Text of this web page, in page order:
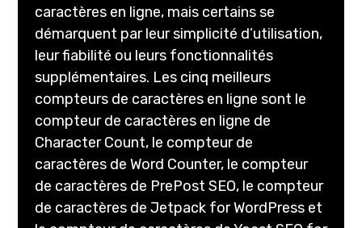
caractères en ligne, mais certains se
démarquent par leur simplicité d’utilisation,
leur fiabilité ou leurs fonctionnalités
supplémentaires. Les cinq meilleurs
compteurs de caractères en ligne sont le
compteur de caractères en ligne de
Character Count, le compteur de
caractères de Word Counter, le compteur
de caractères de PrePost SEO, le compteur
de caractères de Jetpack for WordPress et